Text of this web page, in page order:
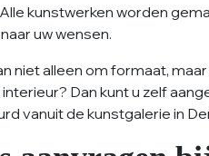
Alle kunstwerken worden
uw wensen.
niet alleen om formaat,
Dan kunt u zelf
vanuit de kunstgalerie in